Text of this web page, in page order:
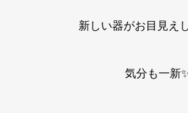
新しい器がお目見え
気分も一新